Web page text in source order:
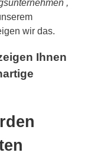
,
wir das.
Ihnen